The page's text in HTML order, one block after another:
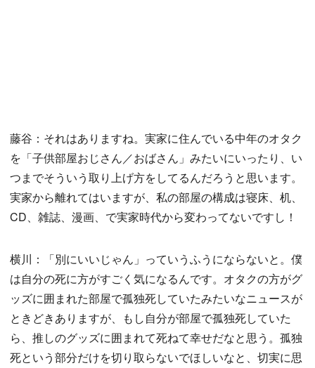
藤谷：それはありますね。実家に住んでいる中年のオタク
を「子供部屋おじさん／おばさん」みたいにいったり、い
つまでそういう取り上げ方をしてるんだろうと思います。
実家から離れてはいますが、私の部屋の構成は寝床、机、
CD、雑誌、漫画、で実家時代から変わってないですし！
横川：「別にいいじゃん」っていうふうにならないと。僕
は自分の死に方がすごく気になるんです。オタクの方がグ
ッズに囲まれた部屋で孤独死していたみたいなニュースが
ときどきありますが、もし自分が部屋で孤独死していた
ら、推しのグッズに囲まれて死ねて幸せだなと思う。孤独
死という部分だけを切り取らないでほしいなと、切実に思